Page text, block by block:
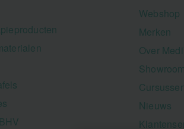
Webshop
Merken
Over
Cursussen
Nieuws